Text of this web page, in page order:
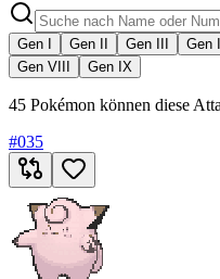
Gen I Gen II Gen III Gen
Gen VIII
Gen IX
45 Pokémon können diese
#035